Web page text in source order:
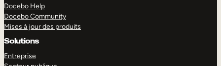
Docebo Help
Docebo Community
Mises à jour des produits
Solutions
Entreprise